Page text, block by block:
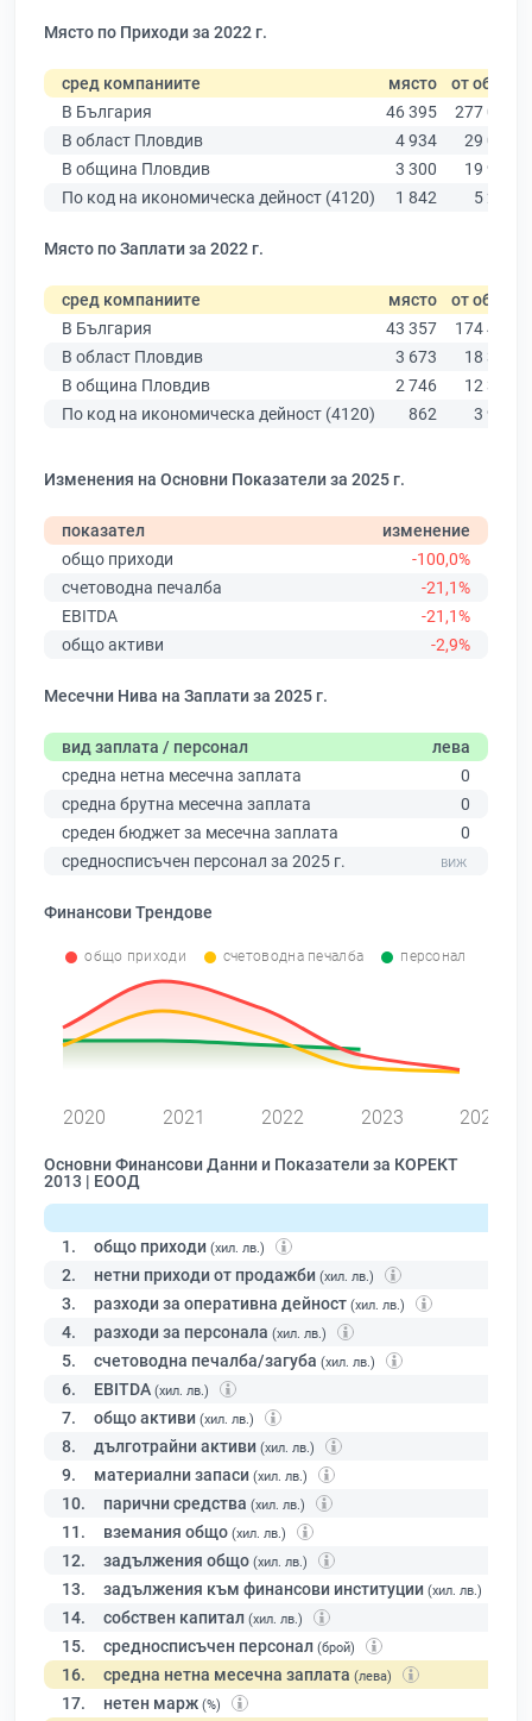
Място по Приходи за 2022 г.
сред компаниите място от общо
В България
46 395
277 019
В област Пловдив
4 934
29 067
В община Пловдив
3 300
19 939
По код на икономическа дейност (4120)
1 842 5 291
Място по Заплати за 2022 г.
сред компаниите място от общо
В България
43 357
174 403
В област Пловдив
3 673
18 305
В община Пловдив
2 746
12 387
По код на икономическа дейност (4120)
862 3 927
Изменения на Основни Показатели за 2025 г.
показател
изменение
общо приходи
-100,0%
счетоводна печалба
-21,1%
EBITDA
-21,1%
общо активи
-2,9%
Месечни Нива на Заплати за 2025 г.
вид заплата / персонал
лева
средна нетна месечна заплата
0
средна брутна месечна заплата
0
среден бюджет за месечна заплата
0
средносписъчен персонал за 2025 г.
Финансови Трендове
общо приходи счетоводна печалба персонал
2020 2021 2022 2023 2024
Основни Финансови Данни и Показатели за КОРЕКТ
2013 | ЕООД
1. общо приходи (хил. лв.)
2. нетни приходи от продажби (хил. лв.)
3. разходи за оперативна дейност (хил. лв.)
4. разходи за персонала (хил. лв.)
5. счетоводна печалба/загуба (хил. лв.)
6. EBITDA (хил. лв.)
7. общо активи (хил. лв.)
8. дълготрайни активи (хил. лв.)
9. материални запаси (хил. лв.)
10. парични средства (хил. лв.)
11. вземания общо (хил. лв.)
12. задължения общо (хил. лв.)
13. задължения към финансови институции (хил. лв.)
14. собствен капитал (хил. лв.)
15. средносписъчен персонал (брой)
16. средна нетна месечна заплата (лева)
17. нетен марж (%)